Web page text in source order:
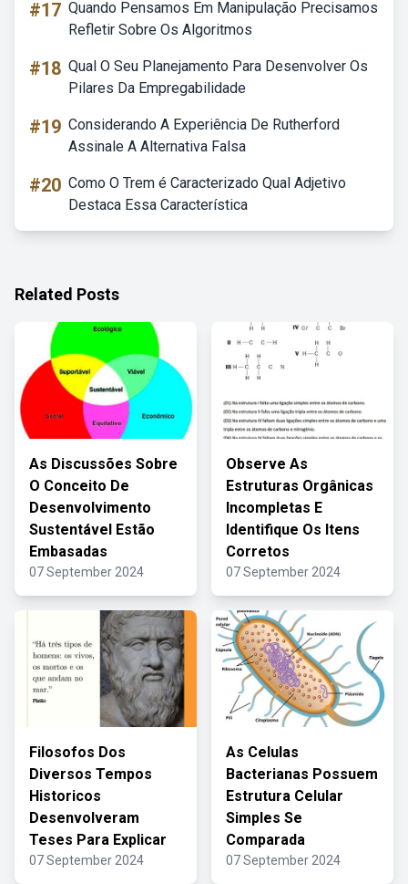
#17 Quando Pensamos Em Manipulação Precisamos
Refletir Sobre Os Algoritmos
#18 Qual O Seu Planejamento Para Desenvolver Os
Pilares Da Empregabilidade
#19 Considerando A Experiência De Rutherford
Assinale A Alternativa Falsa
#20 Como O Trem é Caracterizado Qual Adjetivo
Destaca Essa Característica
Related Posts
As Discussões Sobre
O Conceito De
Desenvolvimento
Sustentável Estão
Embasadas
07 September 2024
Observe As
Estruturas Orgânicas
Incompletas E
Identifique Os Itens
Corretos
07 September 2024
Filosofos Dos
Diversos Tempos
Historicos
Desenvolveram
Teses Para Explicar
07 September 2024
As Celulas
Bacterianas Possuem
Estrutura Celular
Simples Se
Comparada
07 September 2024